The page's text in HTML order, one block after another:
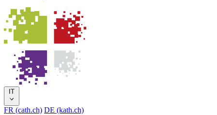
IT
FR (cath.ch) DE (kath.ch)